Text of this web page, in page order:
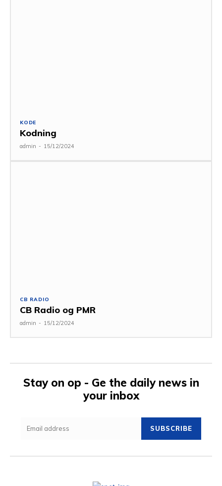
KODE
Kodning
admin - 15/12/2024
CB RADIO
CB Radio og PMR
admin - 15/12/2024
Stay on op - Ge the daily news in
your inbox
SUBSCRIBE